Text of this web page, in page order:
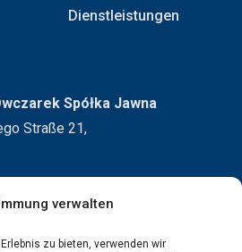
verwalten
zu bieten, verwenden wir
Dienstleistungen
Spółka Jawna
Straße 21,